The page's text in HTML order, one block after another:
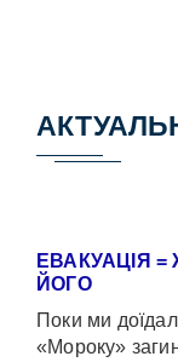
ЕВАКУАЦІЯ
ЙОГО
Поки ми
«Мороку»